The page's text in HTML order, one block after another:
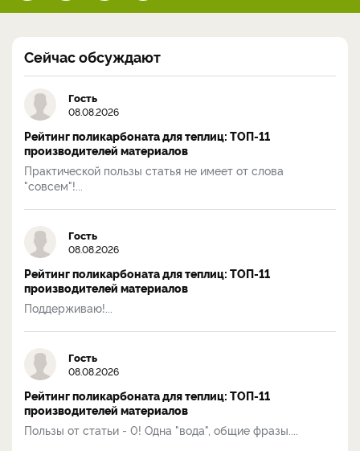
Сейчас обсуждают
Гость
08.08.2026
Рейтинг поликарбоната для теплиц: ТОП-11
производителей материалов
Практической пользы статья не имеет от слова
"совсем"!...
Гость
08.08.2026
Рейтинг поликарбоната для теплиц: ТОП-11
производителей материалов
Поддерживаю!...
Гость
08.08.2026
Рейтинг поликарбоната для теплиц: ТОП-11
производителей материалов
Пользы от статьи - 0! Одна "вода", общие фразы....